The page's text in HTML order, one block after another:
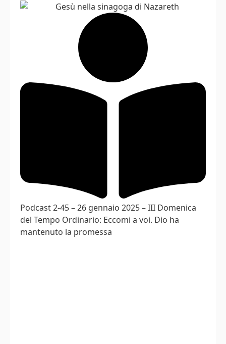
Podcast 2-45 – 26 gennaio 2025 – III Domenica
del Tempo Ordinario: Eccomi a voi. Dio ha
mantenuto la promessa